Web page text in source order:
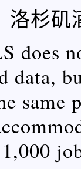
洛杉
does
data,
same